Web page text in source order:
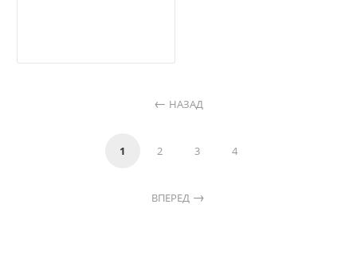
НАЗАД
1 2 3 4
ВПЕРЕД